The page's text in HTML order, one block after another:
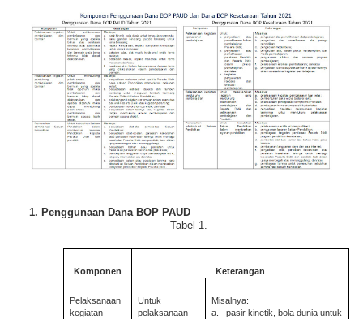
1. Penggunaan Dana BOP PAUD
Tabel 1.
Komponen Keterangan
Pelaksanaan
kegiatan
Untuk
pelaksanaan
Misalnya:
a.
pasir kinetik, bola dunia untuk